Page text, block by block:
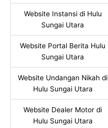
Website Instansi di Hulu
Sungai Utara
Website Portal Berita Hulu
Sungai Utara
Website Undangan Nikah di
Hulu Sungai Utara
Website Dealer Motor di
Hulu Sungai Utara